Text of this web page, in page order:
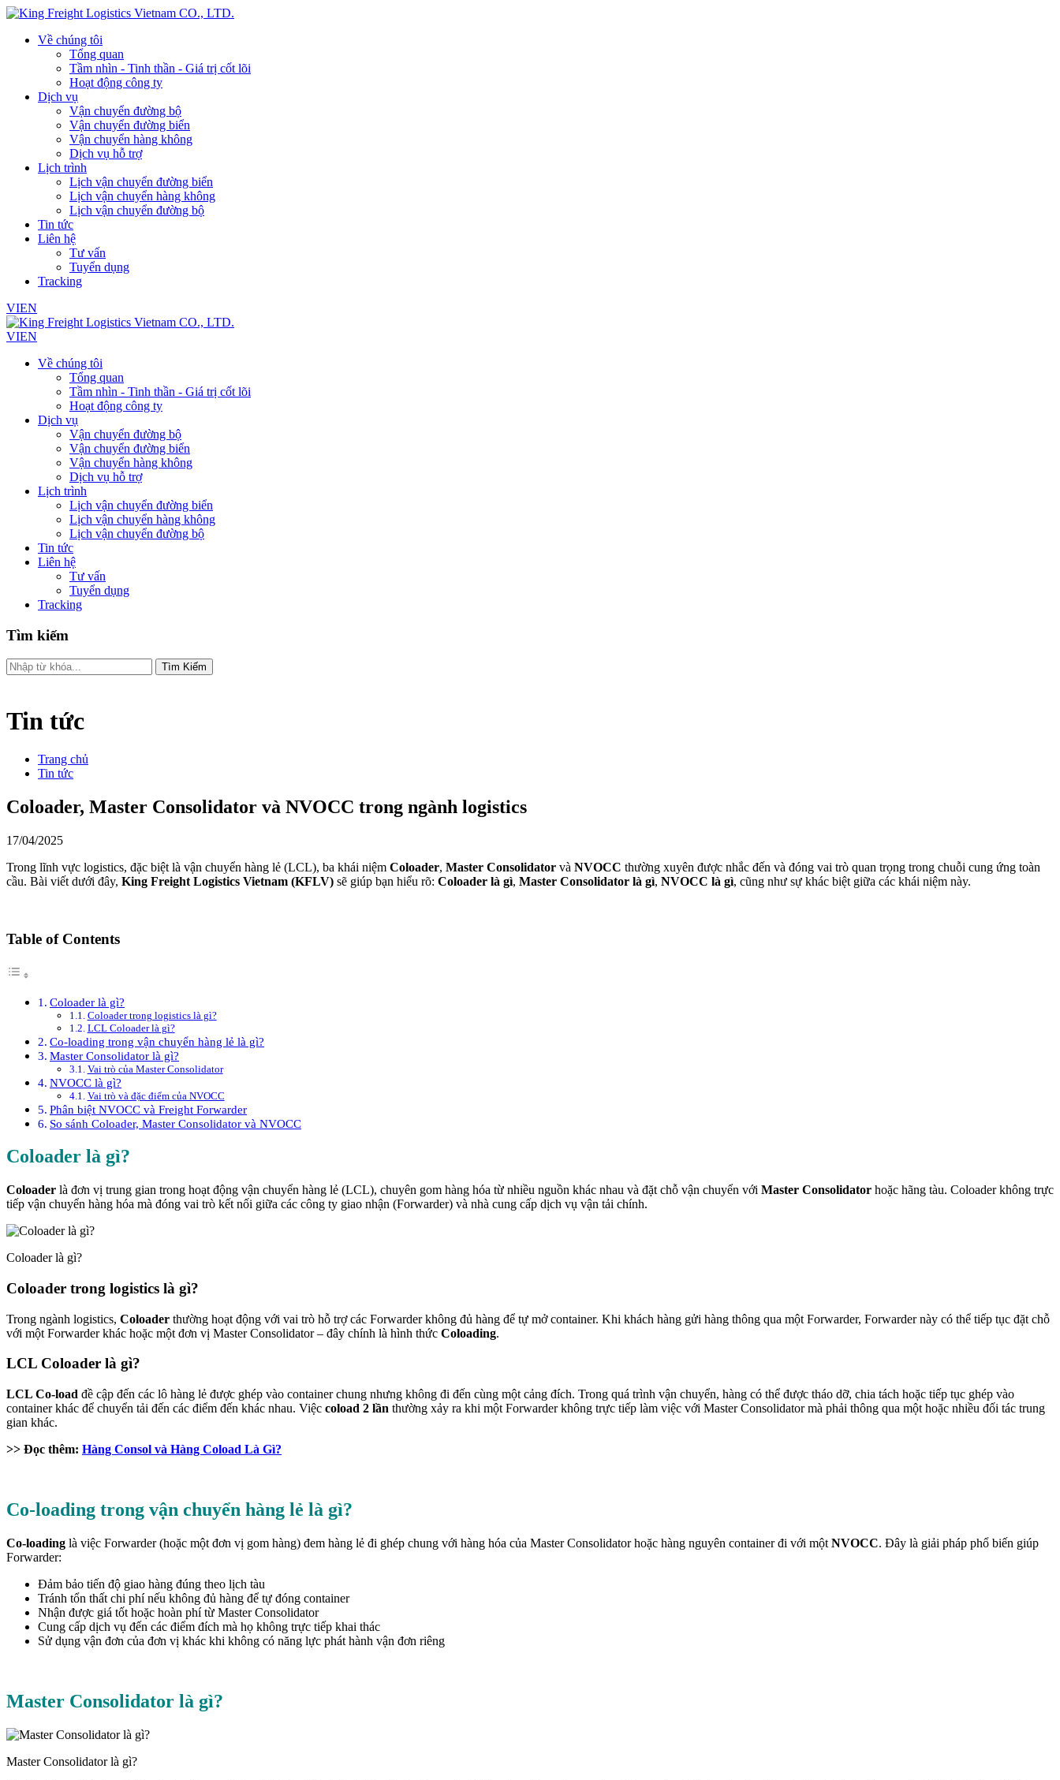
Về chúng tôi
Tổng quan
Tầm nhìn - Tinh thần - Giá trị cốt lõi
Hoạt động công ty
Dịch vụ
Vận chuyển đường bộ
Vận chuyển đường biển
Vận chuyển hàng không
Dịch vụ hỗ trợ
Lịch trình
Lịch vận chuyển đường biển
Lịch vận chuyển hàng không
Lịch vận chuyển đường bộ
Tin tức
Liên hệ
Tư vấn
Tuyển dụng
Tracking
VIEN
VIEN
Về chúng tôi
Tổng quan
Tầm nhìn - Tinh thần - Giá trị cốt lõi
Hoạt động công ty
Dịch vụ
Vận chuyển đường bộ
Vận chuyển đường biển
Vận chuyển hàng không
Dịch vụ hỗ trợ
Lịch trình
Lịch vận chuyển đường biển
Lịch vận chuyển hàng không
Lịch vận chuyển đường bộ
Tin tức
Liên hệ
Tư vấn
Tuyển dụng
Tracking
Tìm kiếm
Tìm Kiếm
Tin tức
Trang chủ
Tin tức
Coloader, Master Consolidator và NVOCC trong ngành logistics
17/04/2025
Trong lĩnh vực logistics, đặc biệt là vận chuyển hàng lẻ (LCL), ba khái niệm Coloader, Master Consolidator và NVOCC thường xuyên được nhắc đến và đóng vai trò quan trọng trong chuỗi cung ứng toàn
cầu. Bài viết dưới đây, King Freight Logistics Vietnam (KFLV) sẽ giúp bạn hiểu rõ: Coloader là gì, Master Consolidator là gì, NVOCC là gì, cũng như sự khác biệt giữa các khái niệm này.
Table of Contents
Coloader là gì?
Coloader trong logistics là gì?
LCL Coloader là gì?
Co-loading trong vận chuyển hàng lẻ là gì?
Master Consolidator là gì?
Vai trò của Master Consolidator
NVOCC là gì?
Vai trò và đặc điểm của NVOCC
Phân biệt NVOCC và Freight Forwarder
So sánh Coloader, Master Consolidator và NVOCC
Coloader là gì?
Coloader là đơn vị trung gian trong hoạt động vận chuyển hàng lẻ (LCL), chuyên gom hàng hóa từ nhiều nguồn khác nhau và đặt chỗ vận chuyển với Master Consolidator hoặc hãng tàu. Coloader không trực
tiếp vận chuyển hàng hóa mà đóng vai trò kết nối giữa các công ty giao nhận (Forwarder) và nhà cung cấp dịch vụ vận tải chính.
Coloader là gì?
Coloader trong logistics là gì?
Trong ngành logistics, Coloader thường hoạt động với vai trò hỗ trợ các Forwarder không đủ hàng để tự mở container. Khi khách hàng gửi hàng thông qua một Forwarder, Forwarder này có thể tiếp tục đặt chỗ
với một Forwarder khác hoặc một đơn vị Master Consolidator – đây chính là hình thức Coloading.
LCL Coloader là gì?
LCL Co-load đề cập đến các lô hàng lẻ được ghép vào container chung nhưng không đi đến cùng một cảng đích. Trong quá trình vận chuyển, hàng có thể được tháo dỡ, chia tách hoặc tiếp tục ghép vào
container khác để chuyển tải đến các điểm đến khác nhau. Việc coload 2 lần thường xảy ra khi một Forwarder không trực tiếp làm việc với Master Consolidator mà phải thông qua một hoặc nhiều đối tác trung
gian khác.
>> Đọc thêm: Hàng Consol và Hàng Coload Là Gì?
Co-loading trong vận chuyển hàng lẻ là gì?
Co-loading là việc Forwarder (hoặc một đơn vị gom hàng) đem hàng lẻ đi ghép chung với hàng hóa của Master Consolidator hoặc hàng nguyên container đi với một NVOCC. Đây là giải pháp phổ biến giúp
Forwarder:
Đảm bảo tiến độ giao hàng đúng theo lịch tàu
Tránh tổn thất chi phí nếu không đủ hàng để tự đóng container
Nhận được giá tốt hoặc hoàn phí từ Master Consolidator
Cung cấp dịch vụ đến các điểm đích mà họ không trực tiếp khai thác
Sử dụng vận đơn của đơn vị khác khi không có năng lực phát hành vận đơn riêng
Master Consolidator là gì?
Master Consolidator là gì?